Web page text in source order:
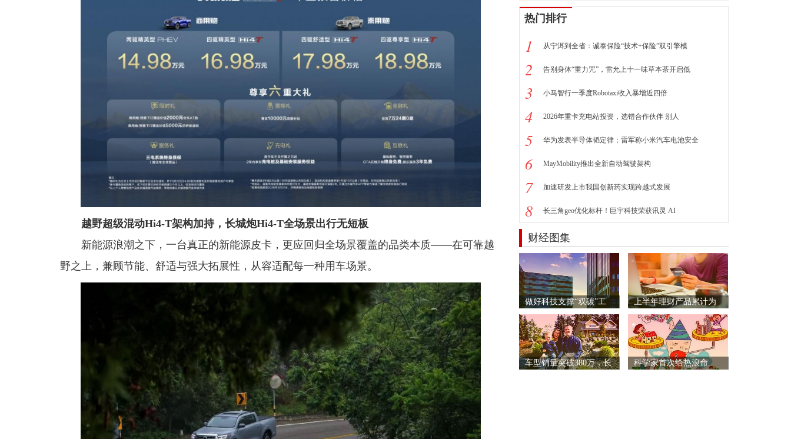
越野超级混动Hi4-T架构加持，长城炮Hi4-T全场景出行无短板
新能源浪潮之下，一台真正的新能源皮卡，更应回归全场景覆盖的品类本质——在可靠越
野之上，兼顾节能、舒适与强大拓展性，从容适配每一种用车场景。
热门排行
1 从宁洱到全省：诚泰保险“技术+保险”双引擎模
2 告别身体“重力咒”，雷允上十一味草本茶开启低
3 小马智行一季度Robotaxi收入暴增近四倍
4 2026年重卡充电站投资，选错合作伙伴 别人
5 华为发表半导体韬定律；雷军称小米汽车电池安全
6 MayMobility推出全新自动驾驶架构
7 加速研发上市我国创新药实现跨越式发展
8 长三角geo优化标杆！巨宇科技荣获讯灵 AI
财经图集
做好科技支撑“双碳”工
作
上半年理财产品累计为
投资
车型销量突破380万，长
科学家首次给热浪命